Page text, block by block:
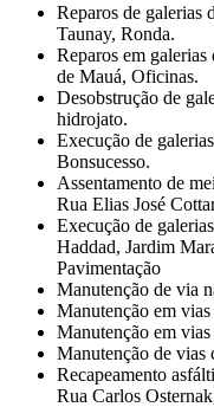
Reparos de galerias
Taunay, Ronda.
Reparos em
de Mauá, Oficinas.
Desobstrução de
hidrojato.
Execução de
Bonsucesso.
Assentamento de
Rua Elias José
Execução de
Haddad, Jardim
Pavimentação
Manutenção de via
Manutenção em
Manutenção em
Manutenção de
Recapeamento
Rua Carlos